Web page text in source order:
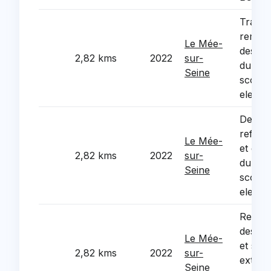
2,82 kms 2022
Le Mée-
sur-
Seine
des
du
2,82 kms 2022
Le Mée-
sur-
Seine
et des
du
2,82 kms 2022
Le Mée-
sur-
Seine
des
et